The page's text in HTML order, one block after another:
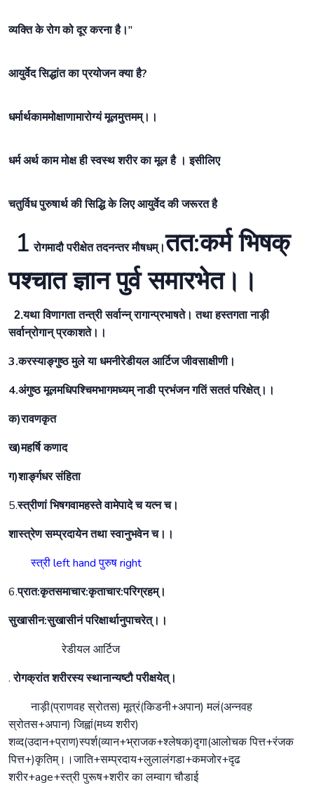
व्यक्ति के रोग को दूर करना है।"
आयुर्वेद सिद्धांत का प्रयोजन क्या है?
धर्मार्थकाममोक्षाणामारोग्यं मूलमुत्तमम्। ।
धर्म अर्थ काम मोक्ष ही स्वस्थ शरीर का मूल है । इसीलिए
चतुर्विध पुरुषार्थ की सिद्धि के लिए आयुर्वेद की जरूरत है
1 रोगमादौ परीक्षेत तदनन्तर मौषधम्।तत:कर्म भिषक्
पश्चात ज्ञान पुर्व समारभेत।।
2.यथा विणागता तन्त्री सर्वान्न् रागान्प्रभाषते। तथा हस्तगता नाड़ी
सर्वान्रोगान् प्रकाशते।।
3.करस्याङ्गुष्ठ मुले या धमनीरेडीयल आर्टिज जीवसाक्षीणी।
4.अंगुष्ठ मूलमधिपश्चिमभागमध्यम् नाडी प्रभंजन गतिं सततं परिक्षेत्।।
क)रावणकृत
ख)महर्षि कणाद
ग)शार्ङ्गधर संहिता
5.स्त्रीणां भिषगवामहस्ते वामेपादे च यत्न च।
शास्त्रेण सम्प्रदायेन तथा स्वानुभवेन च।।
स्त्री left hand पुरुष right
6.प्रात:कृतसमाचार:कृताचार:परिग्रहम्।
सुखासीन:सुखासीनं परिक्षार्थानुपाचरेत्।।
रेडीयल आर्टिज
.रोगक्रांत शरीरस्य स्थानान्यष्टौ परीक्षयेत्।
नाड़ी(प्राणवह स्रोतस) मूत्रं(किडनी+अपान) मलं(अन्नवह
स्रोतस+अपान) जिह्वां(मध्य शरीर)
शव्द(उदान+प्राण)स्पर्श(व्यान+भ्राजक+श्लेषक)दृगा(आलोचक पित्त+रंजक
पित्त+)कृतिम्।।जाति+सम्प्रदाय+लुलालंगडा+कमजोर+दृढ
शरीर+age+स्त्री पुरूष+शरीर का लम्वाग चौडाई